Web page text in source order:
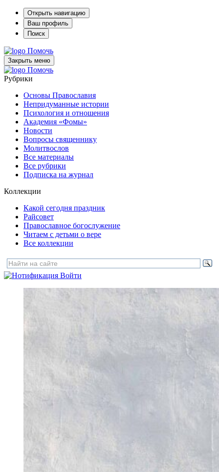
Открыть навигацию
Ваш профиль
Поиск
Помочь
Закрыть меню
Помочь
Рубрики
Основы Православия
Непридуманные истории
Психология и отношения
Академия «Фомы»
Новости
Вопросы священнику
Молитвослов
Все материалы
Все рубрики
Подписка на журнал
Коллекции
Какой сегодня праздник
Райсовет
Православное богослужение
Читаем с детьми о вере
Все коллекции
Войти